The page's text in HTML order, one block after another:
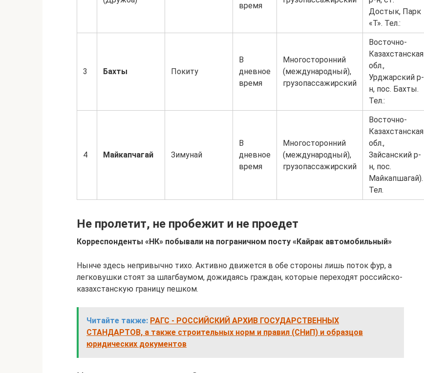
время
Достык, Парк
«Т». Тел.:
3 Бахты Покиту
В
дневное
время
Многосторонний
(международный),
грузопассажирский
Восточно-
Казахстанская
обл.,
Урджарский р-
н, пос. Бахты.
Тел.:
4 Майкапчагай Зимунай
В
дневное
время
Многосторонний
(международный),
грузопассажирский
Восточно-
Казахстанская
обл.,
Зайсанский р-
н, пос.
Майкапшагай).
Тел.
Не пролетит, не пробежит и не проедет
Корреспонденты «НК» побывали на пограничном посту «Кайрак автомобильный»
Нынче здесь непривычно тихо. Активно движется в обе стороны лишь поток фур, а
легковушки стоят за шлагбаумом, дожидаясь граждан, которые переходят российско-
казахстанскую границу пешком.
Читайте также: РАГС - РОССИЙСКИЙ АРХИВ ГОСУДАРСТВЕННЫХ
СТАНДАРТОВ, а также строительных норм и правил (СНиП) и образцов
юридических документов